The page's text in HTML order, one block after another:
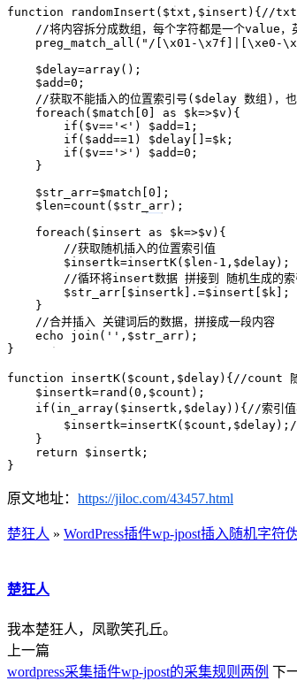
function randomInsert($txt,$insert){//txt 内容
//将内容拆分成数组，每个字符都是一个value，
preg_match_all("/[\x01-\x7f]|[\xe0-
    $delay=array();
    $add=0;
//获取不能插入的位置索引号($delay 数组)，
    foreach($match[0] as $k=>$v){
        if($v=='<') $add=1;
        if($add==1) $delay[]=$k;
        if($v=='>') $add=0;
    }
    $str_arr=$match[0];
    $len=count($str_arr);
    foreach($insert as $k=>$v){
        //获取随机插入的位置索引值
        $insertk=insertK($len-1,$delay);
//循环将insert数据 拼接到 随机生成的索
        $str_arr[$insertk].=$insert[$k];
    }
    //合并插入 关键词后的数据，拼接成一段内容
    echo join('',$str_arr);
}
function insertK($count,$delay){//count 随机索
    $insertk=rand(0,$count);
if(in_array($insertk,$delay)){//索引值不
$insertk=insertK($count,$delay);//递
    }
    return $insertk;
}
原文地址： https://jiloc.com/43457.html
楚狂人 » WordPress插件wp-jpost插入随机字
楚狂人
我本楚狂人，凤歌笑孔丘。
上一篇
wordpress采集插件wp-jpost的采集规则两例 下